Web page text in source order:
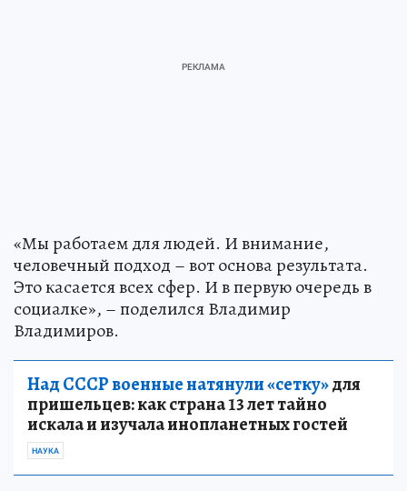
«Мы работаем для людей. И внимание,
человечный подход – вот основа результата.
Это касается всех сфер. И в первую очередь в
социалке», – поделился Владимир
Владимиров.
Над СССР военные натянули «сетку»для
пришельцев: как страна 13 лет тайно
искала и изучала инопланетных гостей
НАУКА